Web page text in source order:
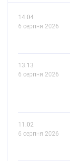
14.04
6 серпня 2026
13.13
6 серпня 2026
11.02
6 серпня 2026